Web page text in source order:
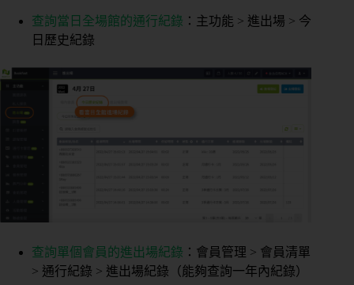
查詢當日全場館的通行紀錄 ：主功能 > 進出場 > 今
日歷史紀錄
查詢單個會員的進出場紀錄 ：會員管理 > 會員清單
> 通行紀錄 > 進出場紀錄（能夠查詢一年內紀錄）